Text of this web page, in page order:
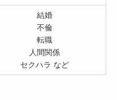
結婚
不倫
転職
人間関係
セクハラ など